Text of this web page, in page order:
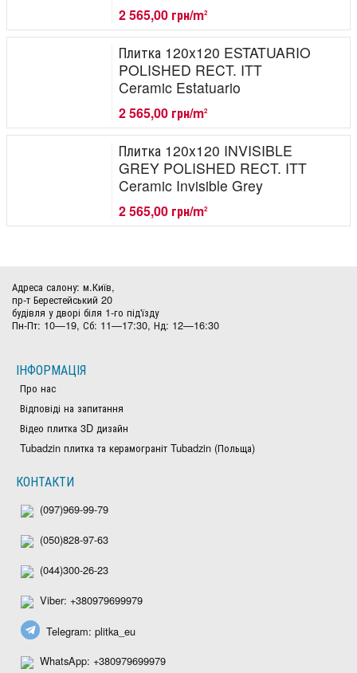
2 565,00 грн/m2
Плитка 120x120 ESTATUARIO
POLISHED RECT. ITT
Ceramic Estatuario
2 565,00 грн/m2
Плитка 120x120 INVISIBLE
GREY POLISHED RECT. ITT
Ceramic Invisible Grey
2 565,00 грн/m2
Адреса салону: м.Київ,
пр-т Берестейський 20
будівля у дворі біля 1-го під'їзду
Пн-Пт: 10—19, Сб: 11—17:30, Нд: 12—16:30
ІНФОРМАЦІЯ
Про нас
Відповіді на запитання
Відео плитка 3D дизайн
Tubadzin плитка та керамограніт Tubadzin (Польща)
КОНТАКТИ
(097)969-99-79
(050)828-97-63
(044)300-26-23
Viber: +380979699979
Telegram: plitka_eu
WhatsApp: +380979699979